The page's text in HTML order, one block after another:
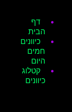
דף
הבית
כיוונים
חמים
היום
קטלוג
כיוונים